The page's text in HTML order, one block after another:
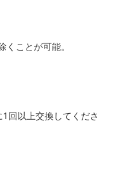
ことが可能。
回以上交換してくださ